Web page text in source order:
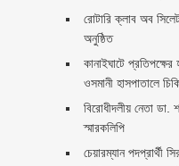
রোটারি ক্লাব অব
অনুষ্ঠিত
কানাইঘাটে
ওসমানী হাসপাতালে
বিরোধীদলীয় নেতা ডা.
স্মারকলিপি ‎
চেয়ারম্যান পদপ্রার্থী